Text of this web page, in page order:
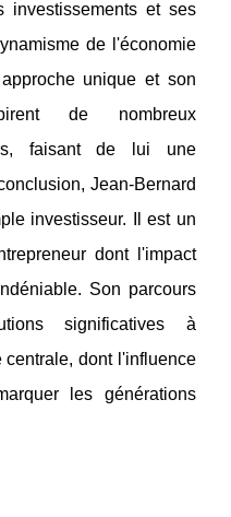
investissements et ses
de l'économie
unique et son
de nombreux
faisant de lui une
Jean-Bernard
investisseur. Il est un
dont l'impact
Son parcours
significatives à
centrale, dont l'influence
les générations